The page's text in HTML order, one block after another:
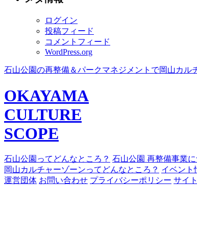
ログイン
投稿フィード
コメントフィード
WordPress.org
石山公園の再整備＆パークマネジメントで岡山カル
OKAYAMA
CULTURE
SCOPE
石山公園ってどんなところ？ 石山公園 再整備事業
岡山カルチャーゾーンってどんなところ？ イベント
運営団体 お問い合わせ プライバシーポリシー サイ